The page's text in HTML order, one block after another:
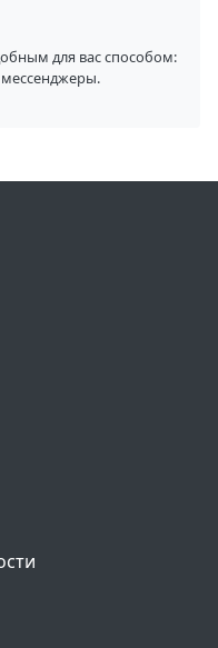
для вас способом:
мессенджеры.